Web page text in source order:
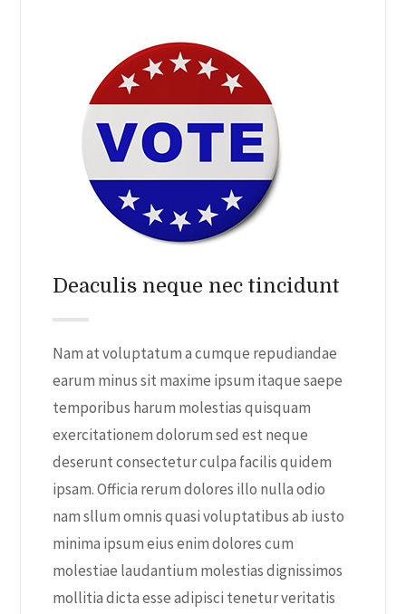
Deaculis neque nec tincidunt
Nam at voluptatum a cumque repudiandae
earum minus sit maxime ipsum itaque saepe
temporibus harum molestias quisquam
exercitationem dolorum sed est neque
deserunt consectetur culpa facilis quidem
ipsam. Officia rerum dolores illo nulla odio
nam sllum omnis quasi voluptatibus ab iusto
minima ipsum eius enim dolores cum
molestiae laudantium molestias dignissimos
mollitia dicta esse adipisci tenetur veritatis